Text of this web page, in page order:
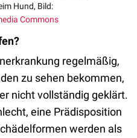
Hund, Bild:
Commons
regelmäßig,
zu sehen bekommen,
nicht vollständig geklärt.
eine Prädisposition
werden als